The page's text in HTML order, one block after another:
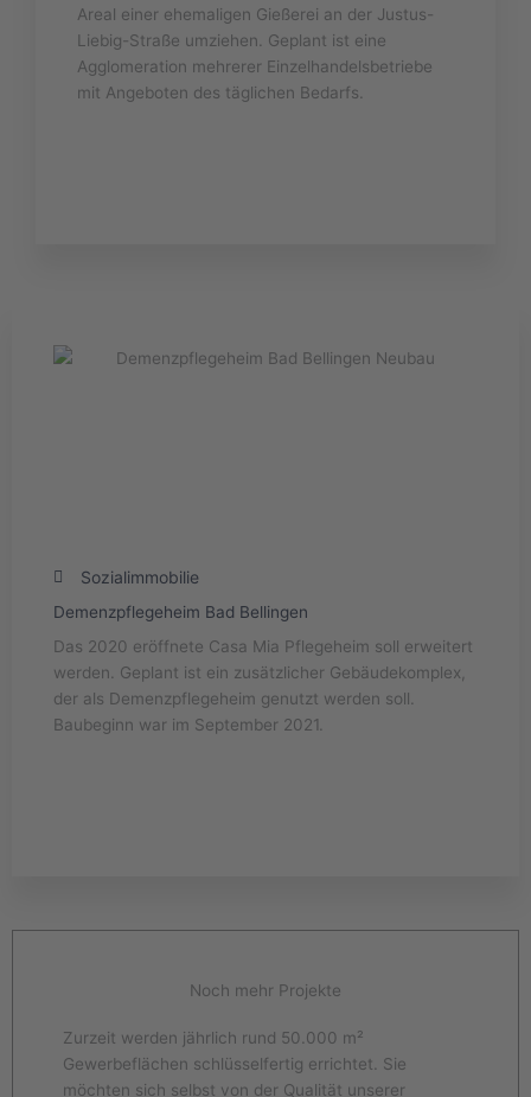
Areal einer ehemaligen Gießerei an der Justus-
Liebig-Straße umziehen. Geplant ist eine
Agglomeration mehrerer Einzelhandelsbetriebe
mit Angeboten des täglichen Bedarfs.
Sozialimmobilie
Demenzpflegeheim Bad Bellingen
Das 2020 eröffnete Casa Mia Pflegeheim soll erweitert
werden. Geplant ist ein zusätzlicher Gebäudekomplex,
der als Demenzpflegeheim genutzt werden soll.
Baubeginn war im September 2021.
Noch mehr Projekte
Zurzeit werden jährlich rund 50.000 m²
Gewerbeflächen schlüsselfertig errichtet. Sie
möchten sich selbst von der Qualität unserer